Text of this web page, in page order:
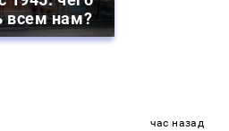
всем нам?
час назад